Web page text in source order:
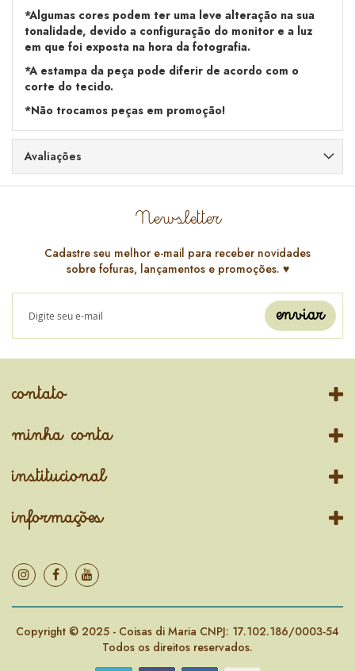
*Algumas cores podem ter uma leve alteração na sua
tonalidade, devido a configuração do monitor e a luz
em que foi exposta na hora da fotografia.
*A estampa da peça pode diferir de acordo com o
corte do tecido.
*Não trocamos peças em promoção!
Avaliações
Newsletter
Cadastre seu melhor e-mail para receber novidades
sobre fofuras, lançamentos e promoções. ♥️
enviar
contato
minha conta
institucional
informações
Copyright © 2025 - Coisas di Maria CNPJ: 17.102.186/0003-54
Todos os direitos reservados.